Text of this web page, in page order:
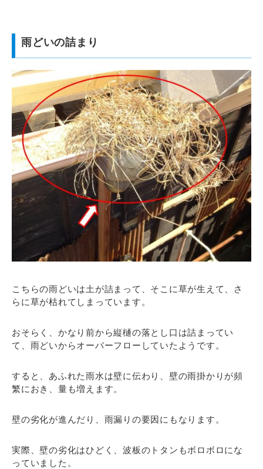
雨どいの詰まり
こちらの雨どいは土が詰まって、そこに草が生えて、さ
らに草が枯れてしまっています。
おそらく、かなり前から縦樋の落とし口は詰まってい
て、雨どいからオーバーフローしていたようです。
すると、あふれた雨水は壁に伝わり、壁の雨掛かりが頻
繁におき、量も増えます。
壁の劣化が進んだり、雨漏りの要因にもなります。
実際、壁の劣化はひどく、波板のトタンもボロボロにな
っていました。